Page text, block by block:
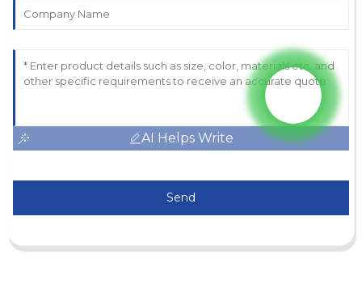
AI Helps Write
Send